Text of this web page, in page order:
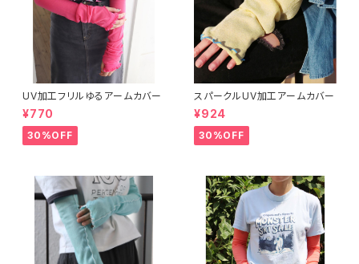
UV加工フリルゆるアームカバー
¥770
30%OFF
スパークルUV加工アームカバー
¥924
30%OFF